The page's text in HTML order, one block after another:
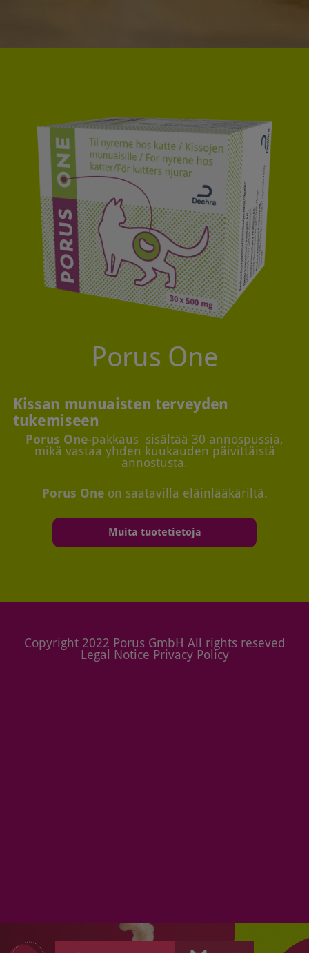
Porus One
Kissan munuaisten terveyden
tukemiseen
Porus One-pakkaus sisältää 30 annospussia,
mikä vastaa yhden kuukauden päivittäistä
annostusta.
Porus Oneon saatavilla eläinlääkäriltä.
Muita tuotetietoja
Copyright 2022 Porus GmbH All rights reseved
Legal Notice Privacy Policy